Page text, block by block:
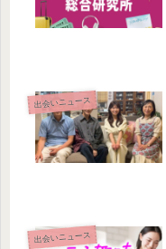
出会いニュース
出会いニュース